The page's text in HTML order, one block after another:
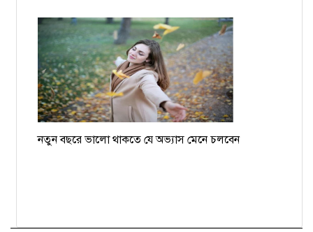
নতুন বছরে ভালো থাকতে যে অভ্যাস মেনে চলবেন